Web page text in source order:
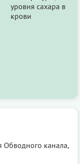
уровня сахара в
крови
Обводного канала,